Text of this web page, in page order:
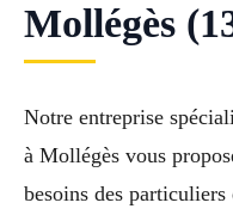
Mollégès
Notre entreprise
à Mollégès vous
besoins des